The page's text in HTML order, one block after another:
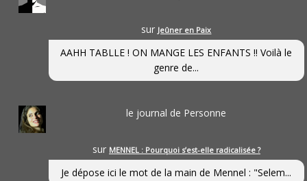
sur Jeûner en Paix
AAHH TABLLE ! ON MANGE LES ENFANTS !! Voilà le
genre de...
le journal de Personne
sur MENNEL : Pourquoi s’est-elle radicalisée ?
Je dépose ici le mot de la main de Mennel : "Selem...